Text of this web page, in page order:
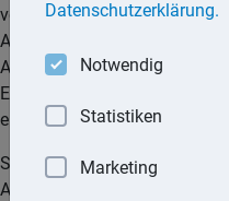
vorausgesetzt, dass als
Abschreibung zur
Ansparabschreibung
Einkommensteuergesetz) ist
erlaubt.
Sonderabschreibungen
Anzahlungen vorgenommen
Datenschutzerklärung.
Notwendig
Statistiken
Marketing